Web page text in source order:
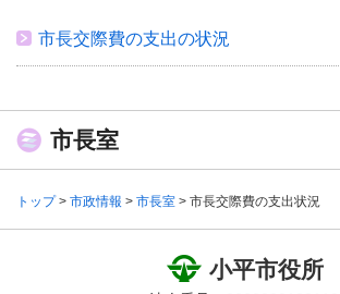
市長交際費の支出の状況
市長室
トップ> 市政情報 > 市長室 > 市長交際費の支出状況
小平市役所